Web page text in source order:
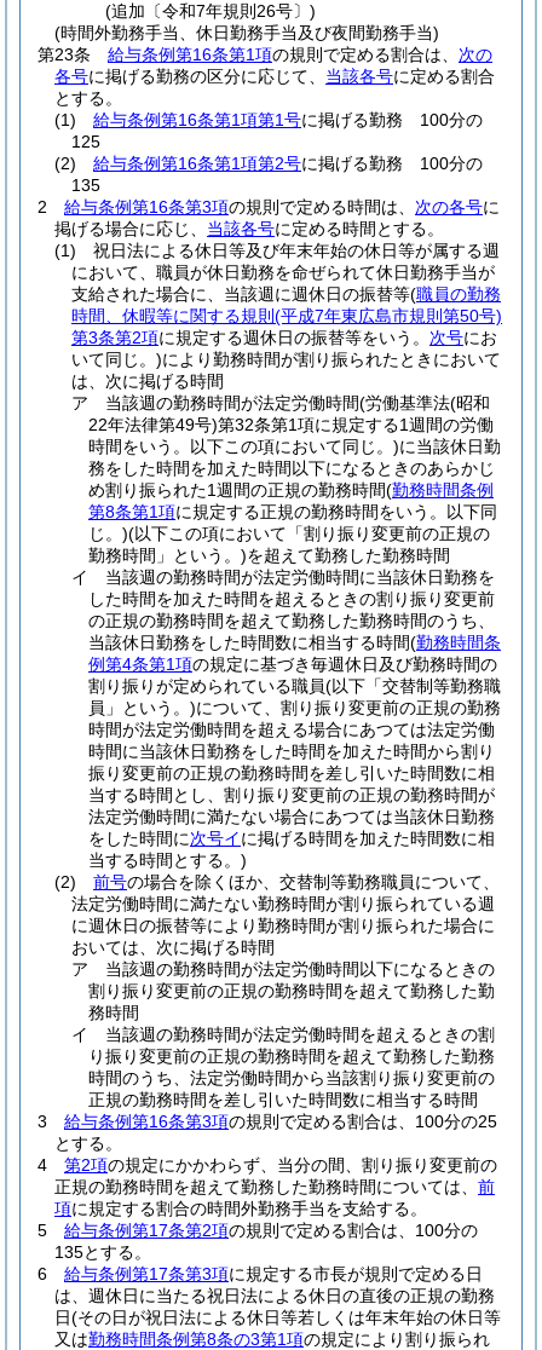
(追加〔令和7年規則26号〕)
(時間外勤務手当、休日勤務手当及び夜間勤務手当)
第23条
給与条例第16条第1項の規則で定める割合は、 次の
各号に掲げる勤務の区分に応じて、 当該各号に定める割合
とする。
(1)
給与条例第16条第1項第1号に掲げる勤務 100分の
125
(2)
給与条例第16条第1項第2号に掲げる勤務 100分の
135
2
給与条例第16条第3項の規則で定める時間は、 次の各号に
掲げる場合に応じ、 当該各号に定める時間とする。
(1)
祝日法による休日等及び年末年始の休日等が属する週
において、職員が休日勤務を命ぜられて休日勤務手当が
支給された場合に、当該週に週休日の振替等(職員の勤務
時間、休暇等に関する規則 (平成7年東広島市規則第50号)
第3条第2項に規定する週休日の振替等をいう。 次号にお
いて同じ。)により勤務時間が割り振られたときにおいて
は、次に掲げる時間
ア
当該週の勤務時間が法定労働時間(労働基準法(昭和
22年法律第49号)第32条第1項に規定する1週間の労働
時間をいう。以下この項において同じ。)に当該休日勤
務をした時間を加えた時間以下になるときのあらかじ
め割り振られた1週間の正規の勤務時間(勤務時間条例
第8条第1項に規定する正規の勤務時間をいう。以下同
じ。)(以下この項において「割り振り変更前の正規の
勤務時間」という。)を超えて勤務した勤務時間
イ
当該週の勤務時間が法定労働時間に当該休日勤務を
した時間を加えた時間を超えるときの割り振り変更前
の正規の勤務時間を超えて勤務した勤務時間のうち、
当該休日勤務をした時間数に相当する時間(勤務時間条
例第4条第1項の規定に基づき毎週休日及び勤務時間の
割り振りが定められている職員(以下「交替制等勤務職
員」という。)について、割り振り変更前の正規の勤務
時間が法定労働時間を超える場合にあつては法定労働
時間に当該休日勤務をした時間を加えた時間から割り
振り変更前の正規の勤務時間を差し引いた時間数に相
当する時間とし、割り振り変更前の正規の勤務時間が
法定労働時間に満たない場合にあつては当該休日勤務
をした時間に次号イに掲げる時間を加えた時間数に相
当する時間とする。)
(2)
前号の場合を除くほか、交替制等勤務職員について、
法定労働時間に満たない勤務時間が割り振られている週
に週休日の振替等により勤務時間が割り振られた場合に
おいては、次に掲げる時間
ア
当該週の勤務時間が法定労働時間以下になるときの
割り振り変更前の正規の勤務時間を超えて勤務した勤
務時間
イ
当該週の勤務時間が法定労働時間を超えるときの割
り振り変更前の正規の勤務時間を超えて勤務した勤務
時間のうち、法定労働時間から当該割り振り変更前の
正規の勤務時間を差し引いた時間数に相当する時間
3
給与条例第16条第3項の規則で定める割合は、100分の25
とする。
4
第2項の規定にかかわらず、当分の間、割り振り変更前の
正規の勤務時間を超えて勤務した勤務時間については、 前
項に規定する割合の時間外勤務手当を支給する。
5
給与条例第17条第2項の規則で定める割合は、100分の
135とする。
6
給与条例第17条第3項に規定する市長が規則で定める日
は、週休日に当たる祝日法による休日の直後の正規の勤務
日(その日が祝日法による休日等若しくは年末年始の休日等
又は勤務時間条例第8条の3第1項の規定により割り振られ